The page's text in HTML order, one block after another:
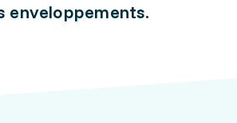
enveloppements.